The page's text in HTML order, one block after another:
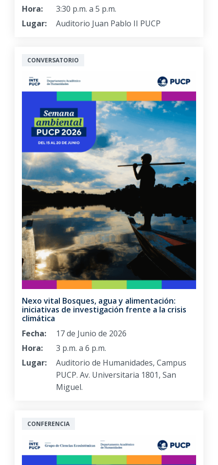
Hora:
3:30 p.m. a 5 p.m.
Lugar:
Auditorio Juan Pablo II PUCP
CONVERSATORIO
Nexo vital Bosques, agua y alimentación:
iniciativas de investigación frente a la crisis
climática
Fecha:
17 de Junio de 2026
Hora:
3 p.m. a 6 p.m.
Lugar:
Auditorio de Humanidades, Campus
PUCP. Av. Universitaria 1801, San
Miguel.
CONFERENCIA